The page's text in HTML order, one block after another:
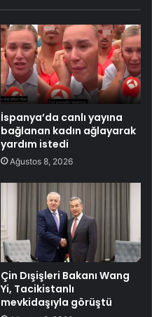
İspanya’da canlı yayına
bağlanan kadın ağlayarak
yardım istedi
Ağustos 8, 2026
Çin Dışişleri Bakanı Wang
Yi, Tacikistanlı
mevkidaşıyla görüştü